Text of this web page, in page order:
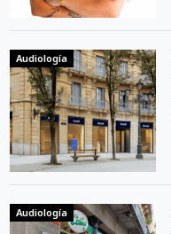
Audiología
Audiología